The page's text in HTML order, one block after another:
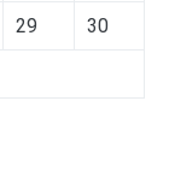
29 30